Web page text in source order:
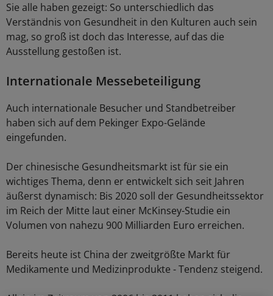
Sie alle haben gezeigt: So unterschiedlich das
Verständnis von Gesundheit in den Kulturen auch sein
mag, so groß ist doch das Interesse, auf das die
Ausstellung gestoßen ist.
Internationale Messebeteiligung
Auch internationale Besucher und Standbetreiber
haben sich auf dem Pekinger Expo-Gelände
eingefunden.
Der chinesische Gesundheitsmarkt ist für sie ein
wichtiges Thema, denn er entwickelt sich seit Jahren
äußerst dynamisch: Bis 2020 soll der Gesundheitssektor
im Reich der Mitte laut einer McKinsey-Studie ein
Volumen von nahezu 900 Milliarden Euro erreichen.
Bereits heute ist China der zweitgrößte Markt für
Medikamente und Medizinprodukte - Tendenz steigend.